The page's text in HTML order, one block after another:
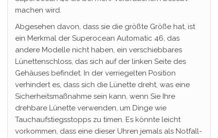
machen wird.
Abgesehen davon, dass sie die größte Größe hat, ist
ein Merkmal der Superocean Automatic 46, das
andere Modelle nicht haben, ein verschiebbares
Lünettenschloss, das sich auf der linken Seite des
Gehäuses befindet. In der verriegelten Position
verhindert es, dass sich die Lünette dreht, was eine
Sicherheitsmaßnahme sein kann, wenn Sie Ihre
drehbare Lünette verwenden, um Dinge wie
Tauchaufstiegsstopps zu timen. Es könnte leicht
vorkommen, dass eine dieser Uhren jemals als Notfall-